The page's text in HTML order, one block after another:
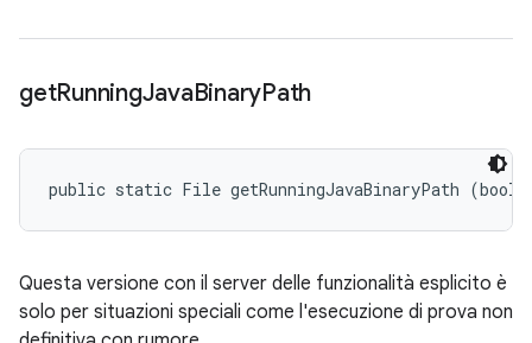
getRunningJavaBinaryPath
public static File getRunningJavaBinaryPath
Questa versione con il server delle funzionalità esplicito è
solo per situazioni speciali come l'esecuzione di prova non